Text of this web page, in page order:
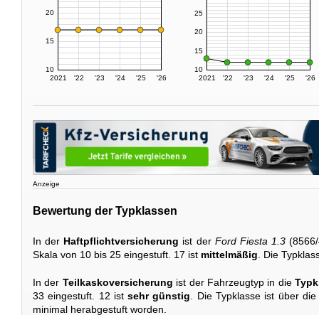
2021 '22 '23 '24 '25 '26
10
15
20
2021 '22 '23 '24 '25 '26
10
15
20
25
Anzeige
Bewertung der Typklassen
In der Haftpflichtversicherung ist der Ford Fiesta 1.3
Skala von 10 bis 25 eingestuft. 17 ist mittelmäßig . Die
In der Teilkaskoversicherung ist der Fahrzeugtyp in die
33 eingestuft. 12 istsehr günstig . Die Typklasse ist über
minimal herabgestuft worden.